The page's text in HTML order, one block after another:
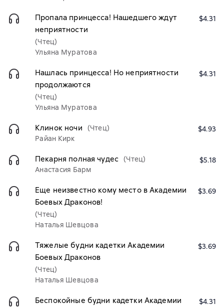
Пропала принцесса! Нашедшего ждут
неприятности
(Чтец)
Ульяна Муратова
$4.31
Нашлась принцесса! Но неприятности
продолжаются
(Чтец)
Ульяна Муратова
$4.31
Клинок ночи
(Чтец)
Райан Кирк
$4.93
Пекарня полная чудес (Чтец)
Анастасия Барм
$5.18
Еще неизвестно кому место в Академии
Боевых Драконов!
(Чтец)
Наталья Шевцова
$3.69
Тяжелые будни кадетки Академии
Боевых Драконов
(Чтец)
Наталья Шевцова
$3.69
Беспокойные будни кадетки Академии
$4.31